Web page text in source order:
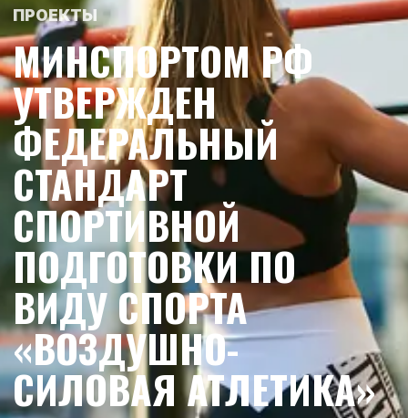
ПРОЕКТЫ
МИНСПОРТОМ РФ
УТВЕРЖДЕН
ФЕДЕРАЛЬНЫЙ
СТАНДАРТ
СПОРТИВНОЙ
ПОДГОТОВКИ ПО
ВИДУ СПОРТА
«ВОЗДУШНО-
СИЛОВАЯ АТЛЕТИКА»